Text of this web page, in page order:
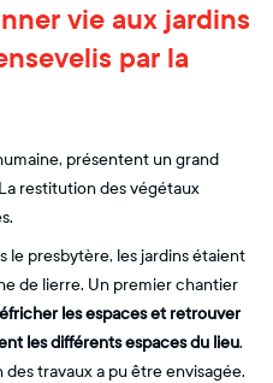
vie aux jardins
par la
présentent un grand
restitution des végétaux
le presbytère, les jardins étaient
de lierre. Un premier chantier
les espaces et retrouver
les différents espaces du lieu.
travaux a pu être envisagée.